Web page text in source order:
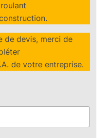
de devis, merci de
de votre entreprise.